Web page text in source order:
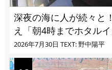
深夜の海に人が続々
え「朝4時までホタル
2026年7月30日 TEXT: 野中陽平